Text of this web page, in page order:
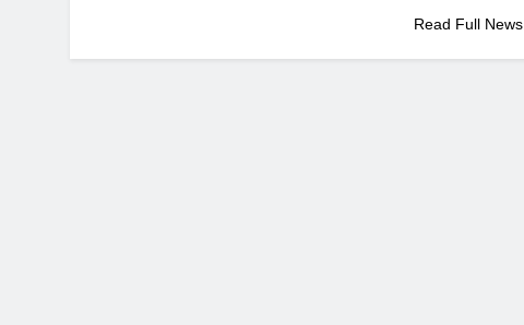
Read Full News